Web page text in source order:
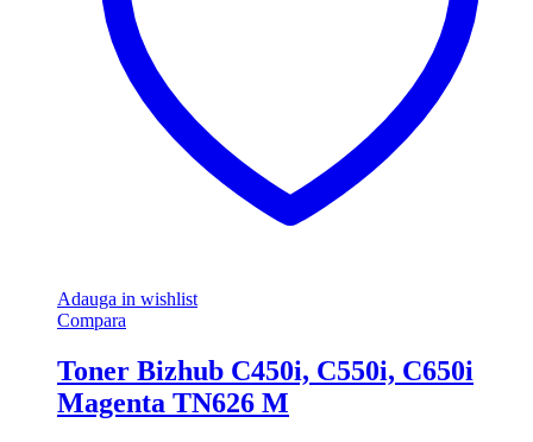
Adauga in wishlist
Compara
Toner Bizhub C450i, C550i, C650i
Magenta TN626 M